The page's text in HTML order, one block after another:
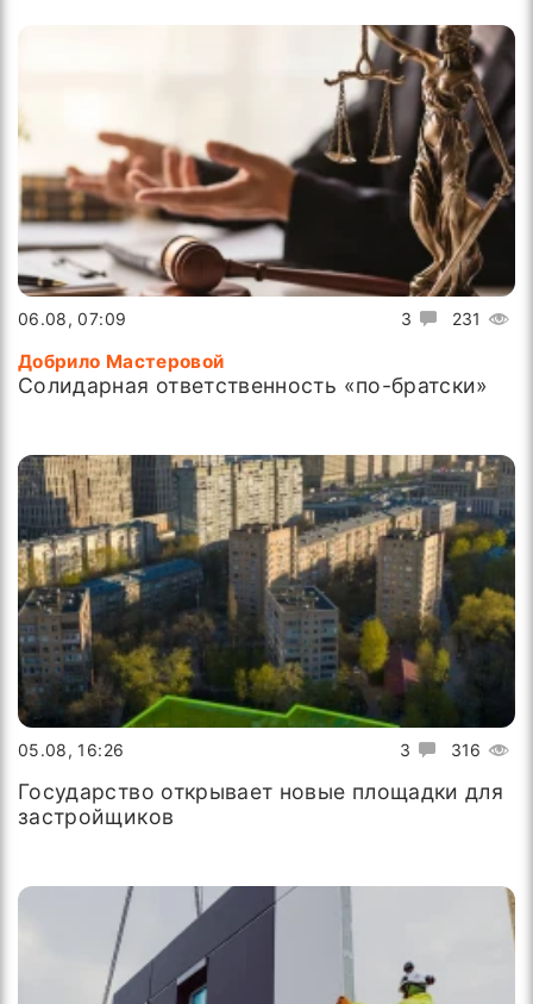
3 231
06.08, 07:09
Добрило Мастеровой
Солидарная ответственность «по-братски»
3 316
05.08, 16:26
Государство открывает новые площадки для
застройщиков